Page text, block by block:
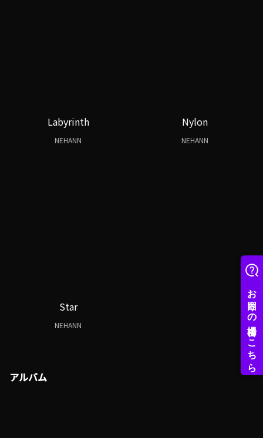
Labyrinth
NEHANN
Nylon
NEHANN
Star
NEHANN
アルバム